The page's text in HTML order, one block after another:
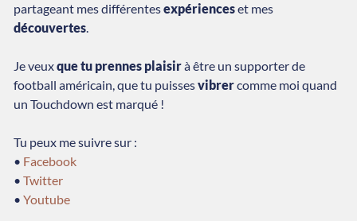
partageant mes différentesexpérienceset mes
découvertes.
Je veuxque tu prennes plaisirà être un supporter de
football américain, que tu puissesvibrercomme moi quand
un Touchdown est marqué !
Tu peux me suivre sur :
• Facebook
• Twitter
• Youtube